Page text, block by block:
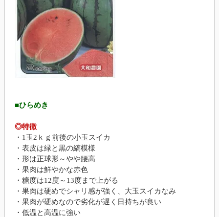
■ひらめき
◎特徴
・1玉2ｋｇ前後の小玉スイカ
・表皮は緑と黒の縞模様
・形は正球形～やや腰高
・果肉は鮮やかな赤色
・糖度は12度～13度まで上がる
・果肉は硬めでシャリ感が強く、大玉スイカなみ
・果肉が硬めなので劣化が遅く日持ちが良い
・低温と高温に強い